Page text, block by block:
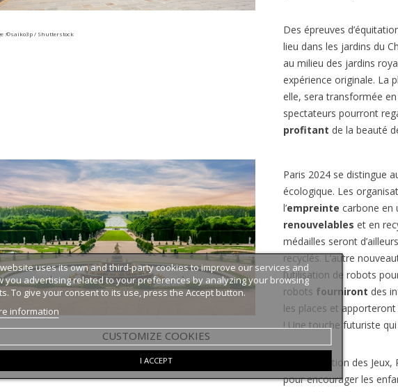
:©saiko3p / Shutterstock
Des épreuves
lieu dans les jardins du
au milieu des jardins
expérience originale. La
elle, sera transformée
spectateurs pourront
profitant de la beauté
Paris 2024 se distingue
écologique. Les
l’empreinte carbone en
renouvelables et en
médailles seront
recyclés.L’autre
l’utilisation de robots
robots fourniront des
les places et
! Une touche futuriste
En préparation des
pour encourager les
uses its own and third-party cookies to improve our services and
you advertising related to your preferences by analyzing your browsing
To give your consent to its use, press the Accept button.
information
CUSTOMIZE COOKIES
I ACCEPT